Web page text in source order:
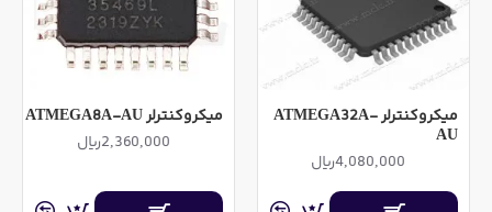
میکروکنترلر ATMEGA32A-
AU
4,080,000ریال
میکروکنترلر ATMEGA8A-AU
2,360,000ریال